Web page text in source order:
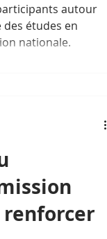
autour
études en
nationale.
renforcer